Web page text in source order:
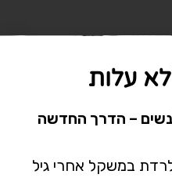
עלות
– הדרך החדשה
במשקל אחרי גיל